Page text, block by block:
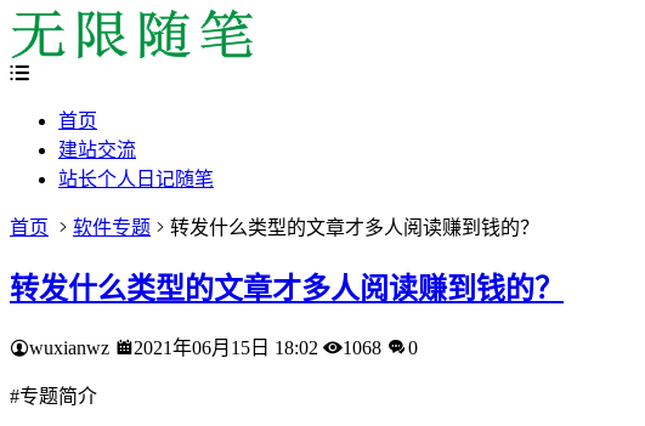
首页
建站交流
站长个人日记随笔
首页 软件专题 转发什么类型的文章才多人阅读赚到钱的？
转发什么类型的文章才多人阅读赚到钱的？
wuxianwz 2021年06月15日 18:02 1068 0
#专题简介